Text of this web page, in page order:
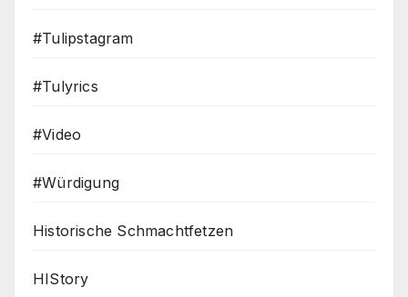
#Tulipstagram
#Tulyrics
#Video
#Würdigung
Historische Schmachtfetzen
HIStory